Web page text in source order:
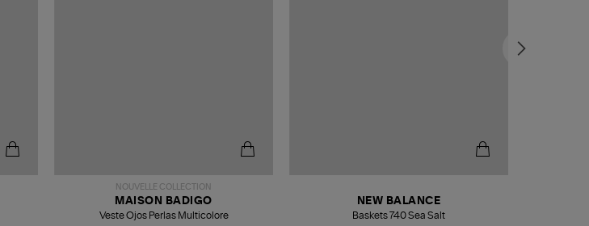
NOUVELLE COLLECTION
MAISON BADIGO
Veste Ojos Perlas Multicolore
NEW BALANCE
Baskets 740 Sea Salt